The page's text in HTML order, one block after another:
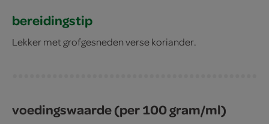
bereidingstip
Lekker met grofgesneden verse koriander.
voedingswaarde (per 100 gram/ml)